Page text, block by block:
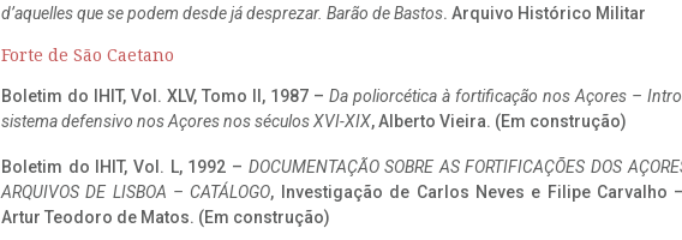
d’aquelles que se podem desde já desprezar. Barão de Bastos. Arquivo Histórico Militar
Forte de São Caetano
Boletim do IHIT, Vol. XLV, Tomo II, 1987 – Da poliorcética à fortificação nos Açores –
sistema defensivo nos Açores nos séculos XVI-XIX, Alberto Vieira. (Em construção)
Boletim do IHIT, Vol. L, 1992 – DOCUMENTAÇÃO SOBRE AS FORTIFICAÇÕES DOS
ARQUIVOS DE LISBOA – CATÁLOGO, Investigação de Carlos Neves e Filipe Carvalho
Artur Teodoro de Matos. (Em construção)